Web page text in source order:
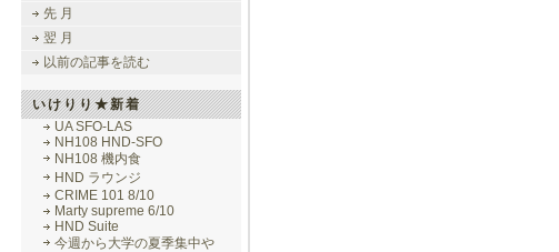
先 月
翌 月
以前の記事を読む
いけりり★新着
UA SFO-LAS
NH108 HND-SFO
NH108 機内食
HND ラウンジ
CRIME 101 8/10
Marty supreme 6/10
HND Suite
今週から大学の夏季集中や